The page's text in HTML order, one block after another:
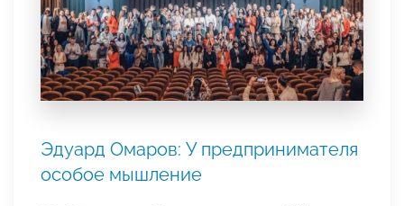
Эдуард Омаров: У предпринимателя
особое мышление